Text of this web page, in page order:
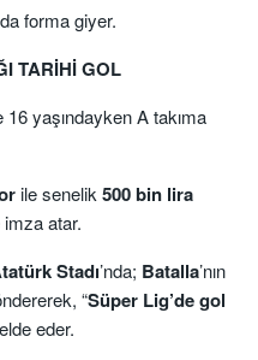
forma giyer.
TARİHİ GOL
16 yaşındayken A takıma
ile senelik 500 bin lira
atar.
Stadı’nda; Batalla’nın
“Süper Lig’de gol
eder.